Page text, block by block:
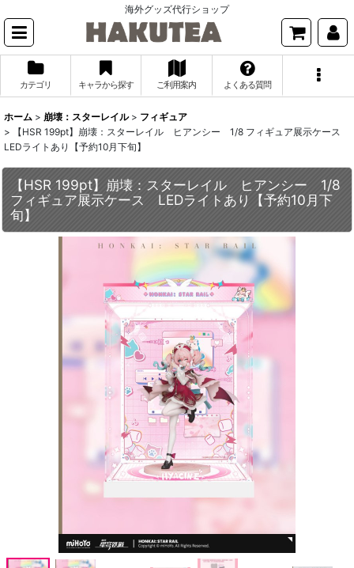
海外グッズ代行ショップ
カテゴリ キャラから探す ご利用案内 よくある質問
ホーム > 崩壊：スターレイル > フィギュア
>
【HSR 199pt】崩壊：スターレイル ヒアンシー 1/8 フィギュア展示ケース
LEDライトあり【予約10月下旬】
【HSR 199pt】崩壊：スターレイル ヒアンシー 1/8
フィギュア展示ケース LEDライトあり【予約10月下
旬】